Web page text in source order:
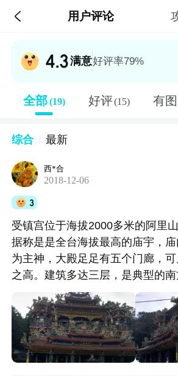
 用户评论
4.3满意好评率79%
全部(19) 好评(15) 有图
综合 最新
西*合
2018-12-06
3
受镇宫位于海拔2000多米的阿里
据称是是全台海拔最高的庙宇，
为主神，大殿足足有五个门廊，
之高。建筑多达三层，是典型的南